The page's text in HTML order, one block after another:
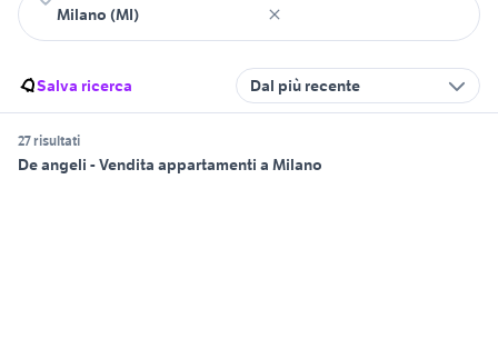
Salva ricerca Dal più recente
27 risultati
De angeli - Vendita appartamenti a Milano